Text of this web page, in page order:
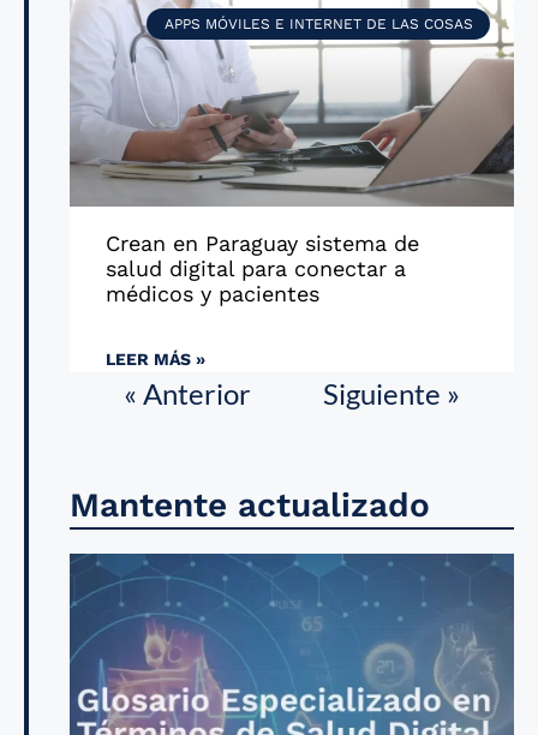
APPS MÓVILES E INTERNET DE LAS COSAS
Crean en Paraguay sistema de
salud digital para conectar a
médicos y pacientes
LEER MÁS »
« Anterior Siguiente »
Mantente actualizado